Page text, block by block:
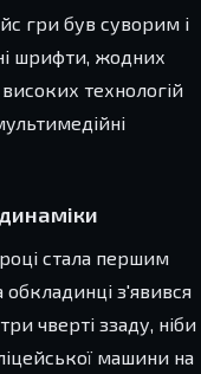
гри був суворим і
шрифти, жодних
технологій
стала першим
з'явився
чверті ззаду, ніби
машини на